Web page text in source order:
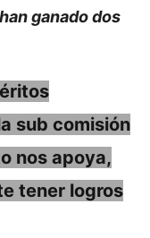
ganado dos
sub comisión
nos apoya,
tener logros